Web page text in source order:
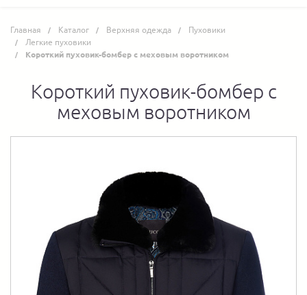
Главная Каталог Верхняя одежда
Пуховики
Легкие пуховики
Короткий пуховик-бомбер с меховым воротником
Короткий пуховик-бомбер с
меховым воротником